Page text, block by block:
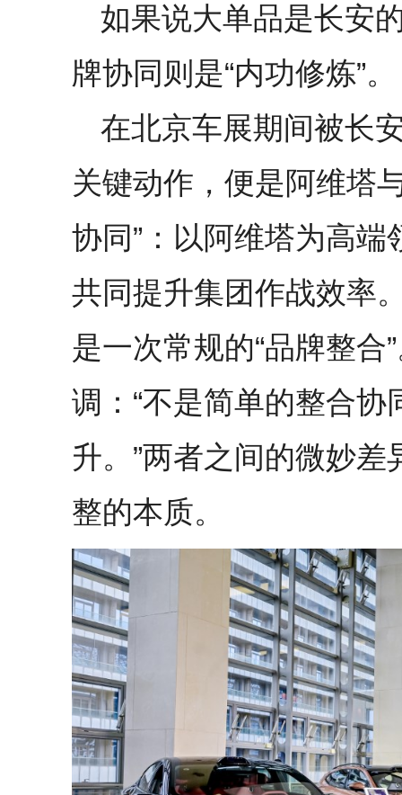
如果说大单品是长安
牌协同则是“内功修炼”。
在北京车展期间被长
关键动作，便是阿维塔
协同”：以阿维塔为高
共同提升集团作战效率
是一次常规的“品牌整合
调：“不是简单的整合协
升。”两者之间的微妙
整的本质。